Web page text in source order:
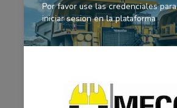
Por favor use las credenciales para
iniciar sesion en la plataforma